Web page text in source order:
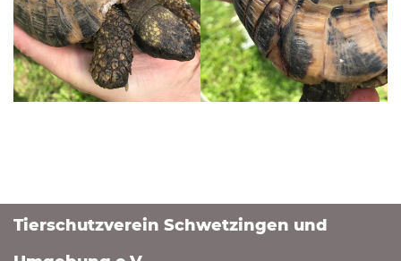
Tierschutzverein Schwetzingen und